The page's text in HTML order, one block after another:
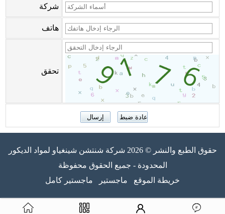
شركة
هاتف
تحقق
حقوق الطبع والنشر © 2026 شركة شنتشن شينغياو لمواد الديكور
المحدودة - جميع الحقوق محفوظة
خريطة الموقع
ماجستير ماجستير كامل